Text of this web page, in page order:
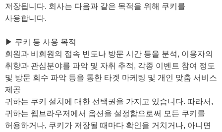
저장됩니다. 회사는 다음과 같은 목적을 위해 쿠키를
사용합니다.
▶ 쿠키 등 사용 목적
회원과 비회원의 접속 빈도나 방문 시간 등을 분석, 이용자의
취향과 관심분야를 파악 및 자취 추적, 각종 이벤트 참여 정도
및 방문 회수 파악 등을 통한 타겟 마케팅 및 개인 맞춤 서비스
제공
귀하는 쿠키 설치에 대한 선택권을 가지고 있습니다. 따라서,
귀하는 웹브라우저에서 옵션을 설정함으로써 모든 쿠키를
허용하거나, 쿠키가 저장될 때마다 확인을 거치거나, 아니면